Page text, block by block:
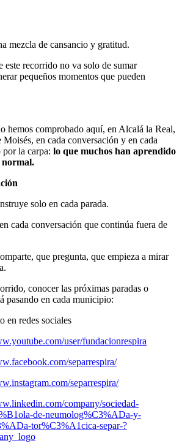
mezcla de cansancio y gratitud.
este recorrido no va solo de sumar
pequeños momentos que pueden
hemos comprobado aquí, en Alcalá la Real,
en cada conversación y en cada
por la carpa: lo que muchos han aprendido
solo en cada parada.
cada conversación que continúa fuera de
que pregunta, que empieza a mirar
conocer las próximas paradas o
pasando en cada municipio:
en redes sociales
user/fundacionrespira
separrespira/
separrespira/
company/sociedad-
de-neumolog%C3%ADa-y-
tor%C3%A1cica-separ-?